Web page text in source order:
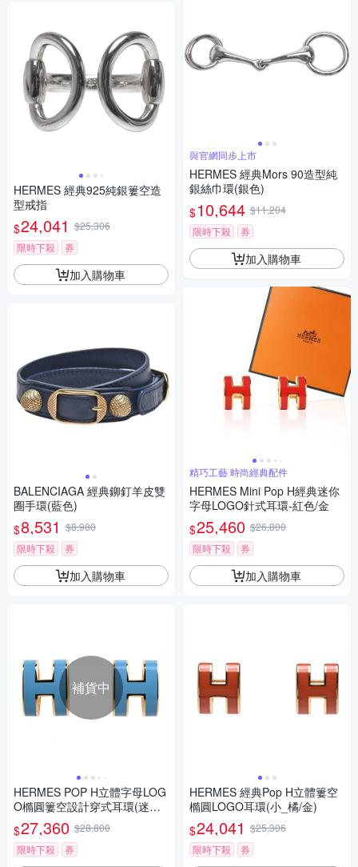
HERMES 經典925純銀簍空造
型戒指
$24,041 $25,306
限時下殺
券
加入購物車
BALENCIAGA 經典鉚釘羊皮雙
圈手環(藍色)
$8,531 $8,980
限時下殺
券
加入購物車
補貨中
HERMES POP H立體字母LOG
O橢圓簍空設計穿式耳環(迷你/
藍x金)
$27,360 $28,800
限時下殺
券
與官網同步上市
HERMES 經典Mors 90造型純
銀絲巾環(銀色)
$10,644 $11,204
限時下殺
券
加入購物車
精巧工藝 時尚經典配件
HERMES Mini Pop H經典迷你
字母LOGO針式耳環-紅色/金
$25,460 $26,800
限時下殺
券
加入購物車
HERMES 經典Pop H立體簍空
橢圓LOGO耳環(小_橘/金)
$24,041 $25,306
限時下殺
券